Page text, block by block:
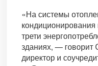
«На системы
трети
зданиях, — говорит
директор и